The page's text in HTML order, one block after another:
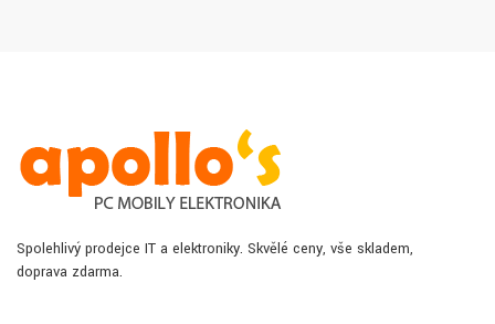
Spolehlivý prodejce IT a elektroniky. Skvělé ceny, vše skladem,
doprava zdarma.